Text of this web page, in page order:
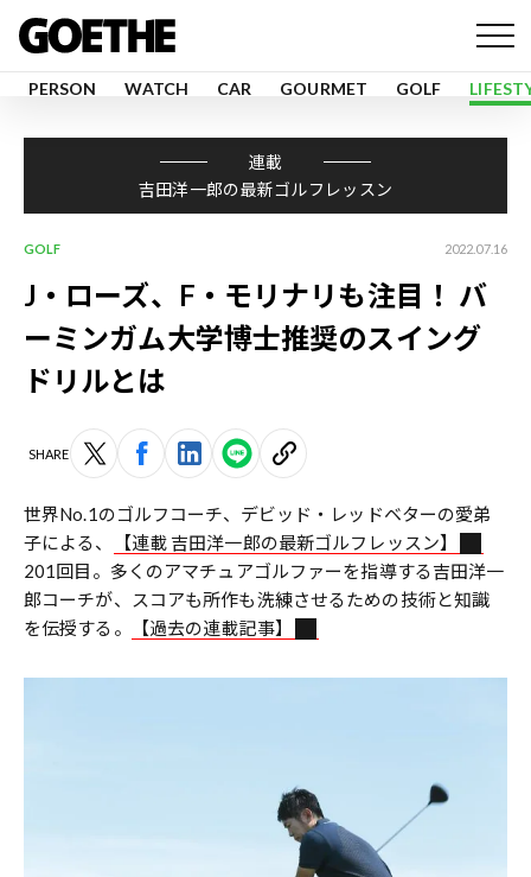
PERSON WATCH CAR GOURMET GOLF
連載
吉田洋一郎の最新ゴルフレッスン
GOLF 2022.07.16
J・ローズ、F・モリナリも注目！ バ
ーミンガム大学博士推奨のスイング
ドリルとは
SHARE
世界No.1のゴルフコーチ、デビッド・レッドベターの愛弟
子による、
【連載 吉田洋一郎の最新ゴルフレッスン】
201回目。多くのアマチュアゴルファーを指導する吉田洋一
郎コーチが、スコアも所作も洗練させるための技術と知識
を伝授する。
【過去の連載記事】